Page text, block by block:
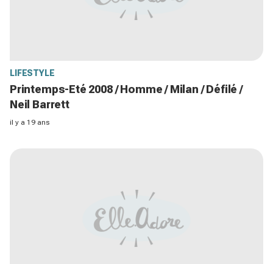
LIFESTYLE
Printemps-Eté 2008 / Homme / Milan / Défilé /
Neil Barrett
il y a 19 ans